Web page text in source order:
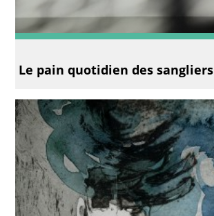
Le pain quotidien des sangliers